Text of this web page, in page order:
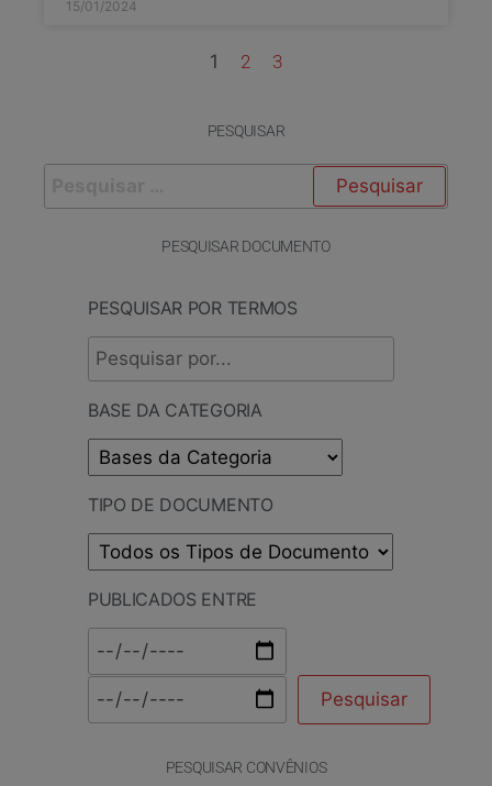
15/01/2024
1 2 3
PESQUISAR
PESQUISAR DOCUMENTO
PESQUISAR POR TERMOS
BASE DA CATEGORIA
TIPO DE DOCUMENTO
PUBLICADOS ENTRE
PESQUISAR CONVÊNIOS